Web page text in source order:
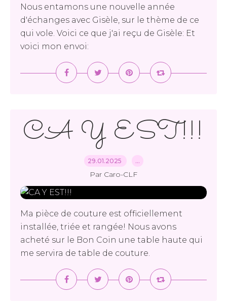
Nous entamons une nouvelle année
d'échanges avec Gisèle, sur le thème de ce
qui vole. Voici ce que j'ai reçu de Gisèle: Et
voici mon envoi:
CA Y EST!!!
29.01.2025 …
Par Caro-CLF
Ma pièce de couture est officiellement
installée, triée et rangée! Nous avons
acheté sur le Bon Coin une table haute qui
me servira de table de couture.